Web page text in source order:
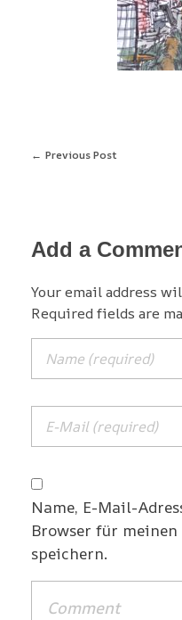
Previous Post
Add a
Your email address
Required fields are
Name, E-Mail-
Browser für
speichern.